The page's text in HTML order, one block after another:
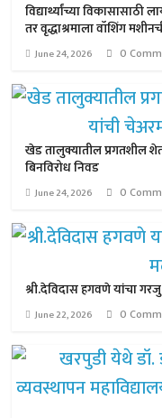
विद्यार्थ्यांच्या
तर वृद्धाश्रमाला वॉशिंग
June 24, 2026 0
खेड तालुक्यातील प्रगतशील
बिनविरोध निवड
June 24, 2026 0
श्री.देविदास हगवणे यांचा गरजु
June 22, 2026 0